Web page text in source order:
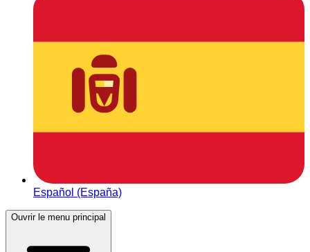
Español (España)
Ouvrir le menu principal